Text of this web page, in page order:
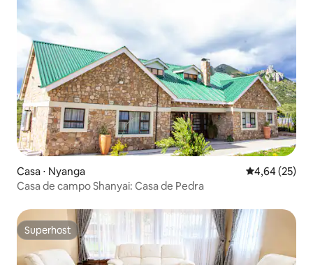
Casa ⋅ Nyanga 4,64 de uma
4,64 (25)
Casa de campo Shanyai: Casa de Pedra
Superhost
Superhost